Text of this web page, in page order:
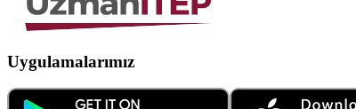
Uygulamalarımız